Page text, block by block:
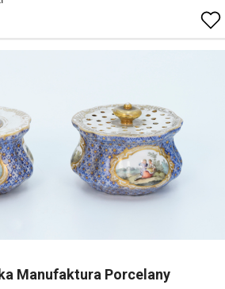
Manufaktura Porcelany